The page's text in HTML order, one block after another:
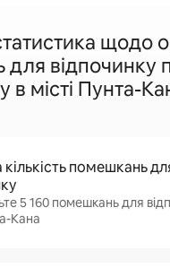
щодо
відпочинку
в місті Пунта-
кількість помешкань
5 160 помешкань для
Кана